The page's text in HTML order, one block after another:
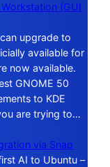
(GUI
upgrade to
available for
now available.
GNOME 50
to KDE
are trying to…
via Snap
AI to Ubuntu –